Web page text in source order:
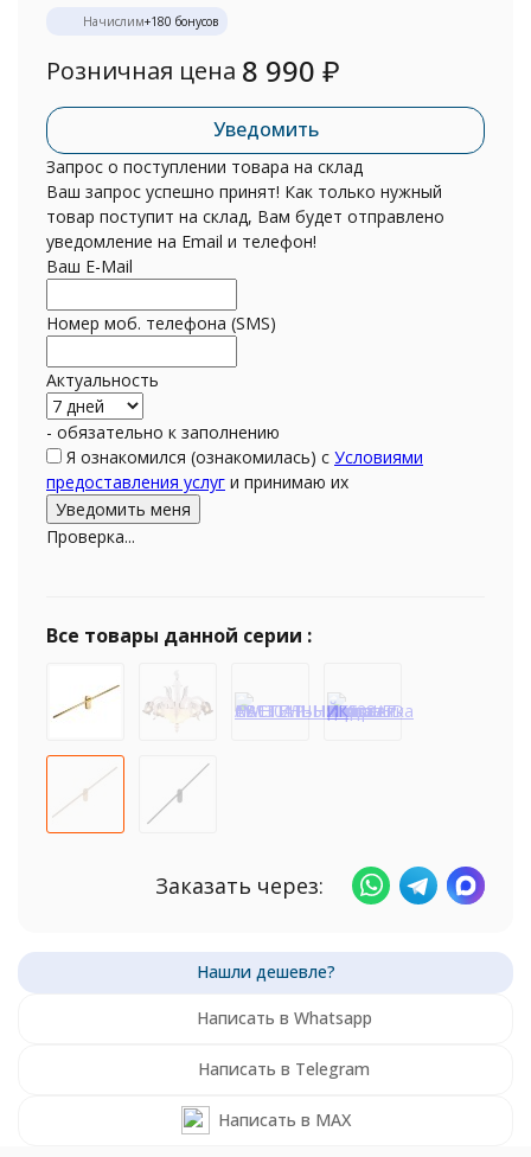
Начислим+180 бонусов
Розничная цена 8 990 ₽
Уведомить
Запрос о поступлении товара на склад
Ваш запрос успешно принят! Как только нужный
товар поступит на склад, Вам будет отправлено
уведомление на Email и телефон!
Ваш E-Mail
Номер моб. телефона (SMS)
Актуальность
- обязательно к заполнению
Я ознакомился (ознакомилась) с Условиями
предоставления услуг и принимаю их
Проверка...
Все товары данной серии :
Заказать через:
Написать в Whatsapp
Написать в Telegram
Написать в MAX